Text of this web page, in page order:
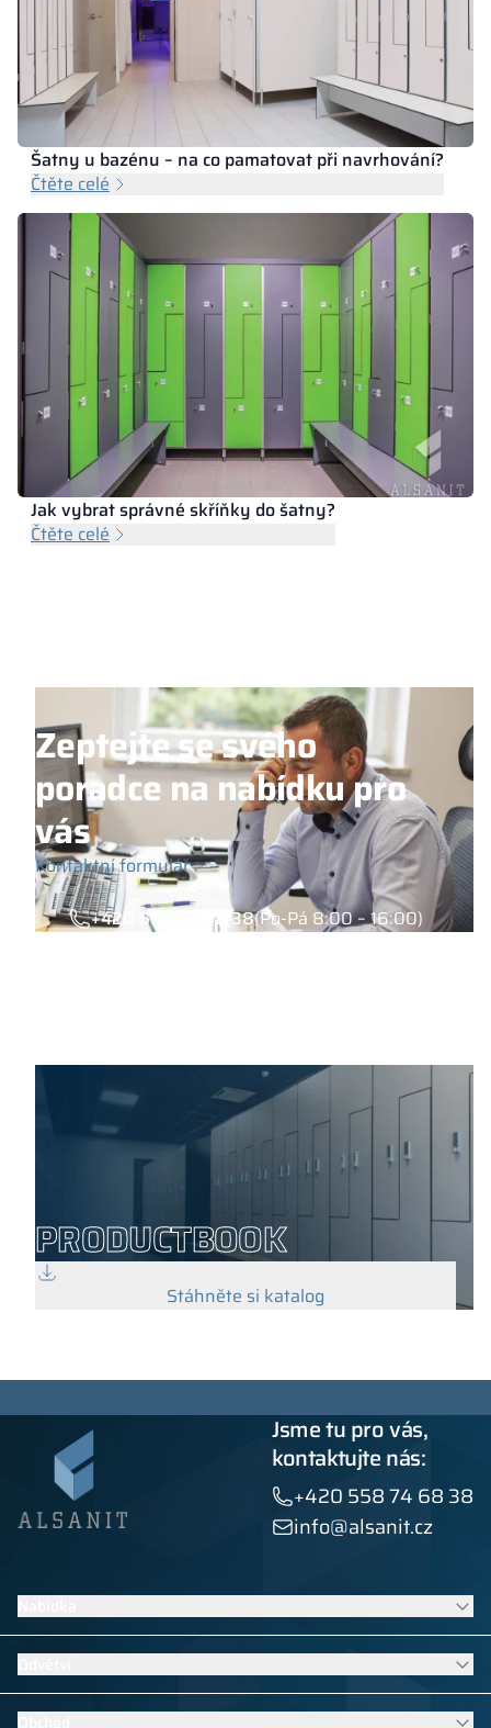
Šatny u bazénu – na co pamatovat při navrhování?
Čtěte celé
Jak vybrat správné skříňky do šatny?
Čtěte celé
Zeptejte se svého
poradce na nabídku pro
vás
Kontaktní formulář
+420 558 74 68 38(Po-Pá 8:00 – 16:00)
PRODUCTBOOK
Stáhněte si katalog
Jsme tu pro vás,
kontaktujte nás:
+420 558 74 68 38
info@alsanit.cz
Šatní skříňky
Sanitární kabiny
Kontraktní nábytek
Nábytek do škol a mateřských škol